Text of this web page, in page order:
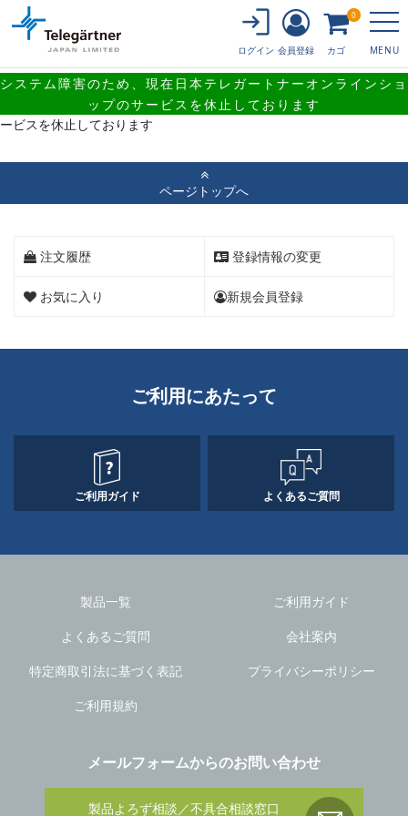
システム障害のため、現在日本テレガートナーオンラインショ
ップのサービスを休止しております
MENU
ログイン 会員登録 カゴ
0
システム障害のため、現在日本テレガートナーオンラインショップのサ
ービスを休止しております
ページトップへ
注文履歴 登録情報の変更
お気に入り 新規会員登録
ご利用にあたって
ご利用ガイド よくあるご質問
製品一覧
ご利用ガイド
よくあるご質問
会社案内
特定商取引法に基づく表記
プライバシーポリシー
ご利用規約
メールフォームからのお問い合わせ
製品よろず相談／不具合相談窓口